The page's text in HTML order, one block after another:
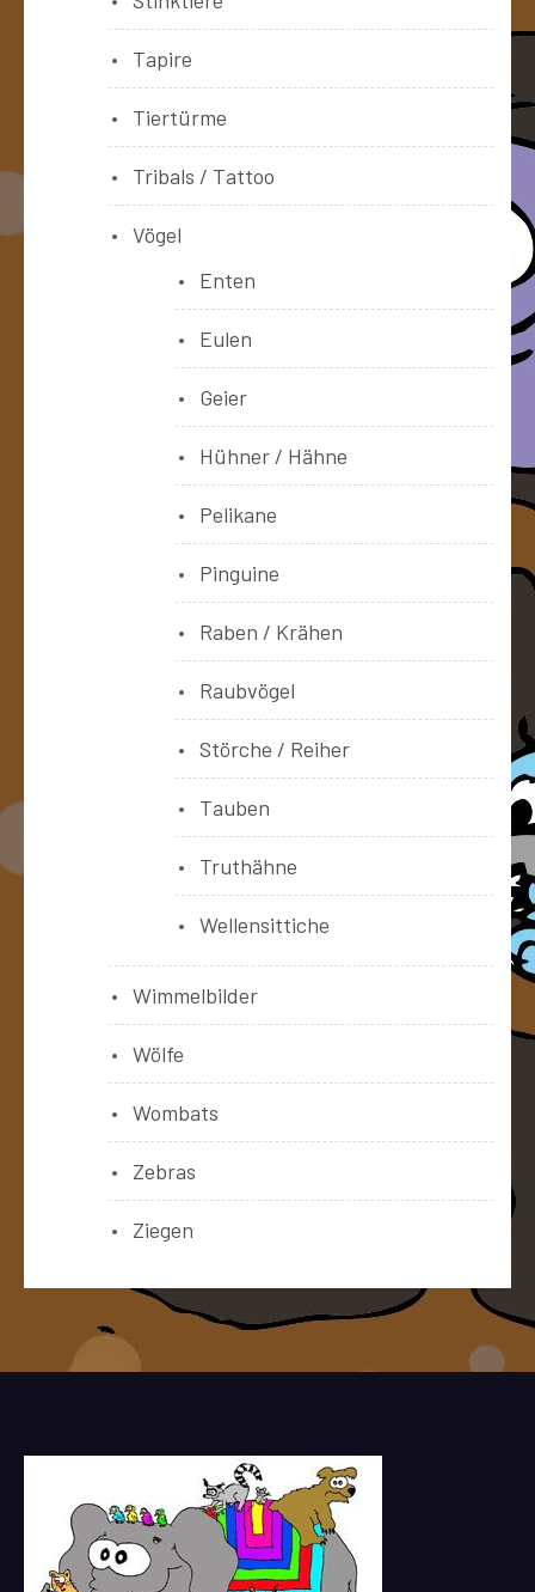
Tapire
Tiertürme
Tribals / Tattoo
Vögel
Enten
Eulen
Geier
Hühner / Hähne
Pelikane
Pinguine
Raben / Krähen
Raubvögel
Störche / Reiher
Tauben
Truthähne
Wellensittiche
Wimmelbilder
Wölfe
Wombats
Zebras
Ziegen